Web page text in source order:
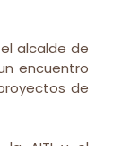
alcalde de
encuentro
de